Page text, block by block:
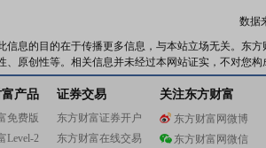
革行动”企业(四川省共70家,金融机构仅1家)、成都市重
龙头企业(仅15家)以及证监会发布的首批券商“白名单
29家)。华西证券注册地为四川省成都市,泸州老窖集
东。华西证券以成都为总部,设北京、深圳、上海3个
拥有期货子公司、私募投资基金子公司、另类投资子公
分公司、承销保荐分公司、主营机构业务的分公司等
司;公司上百家证券营业部遍布四川、北京、上海、天
数据
信息的目的在于传播更多信息，与本站立场无关。东
、原创性等。相关信息并未经过本网站证实，不对您
产品
免费版
Level-2
证券交易
东方财富证券开户
东方财富在线交易
关注东方财富
东方财富网微博
东方财富网微信